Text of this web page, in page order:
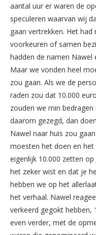
aantal uur er waren de
speculeren waarvan wij
gaan vertrekken. Het
voorkeuren of samen
hadden de namen Nawel
Maar we vonden heel
zou gaan. Als we de
raden zou dat 10.000
zouden we min
daarom gezegd, dan
Nawel naar huis zou
moesten het doen en het
eigenlijk 10.000 zetten
het zeker wist en dat je
hebben we op het
het verhaal. Nawel
verkeerd gegokt hebben,
even verder, met de